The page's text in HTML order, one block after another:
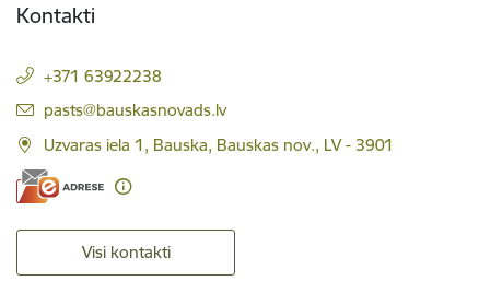
Kontakti
+371 63922238
E-pasts:
pasts@bauskasnovads.lv
Uzvaras iela 1, Bauska, Bauskas nov., LV - 3901
Visi kontakti